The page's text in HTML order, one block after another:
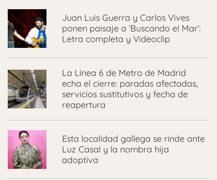
Juan Luis Guerra y Carlos Vives
ponen paisaje a ‘Buscando el Mar’:
Letra completa y Videoclip
La Línea 6 de Metro de Madrid
echa el cierre: paradas afectadas,
servicios sustitutivos y fecha de
reapertura
Esta localidad gallega se rinde ante
Luz Casal y la nombra hija
adoptiva